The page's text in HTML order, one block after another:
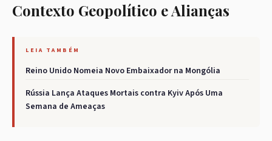
Contexto Geopolítico e Alianças
LEIA TAMBÉM
Reino Unido Nomeia Novo Embaixador na Mongólia
Rússia Lança Ataques Mortais contra Kyiv Após Uma
Semana de Ameaças